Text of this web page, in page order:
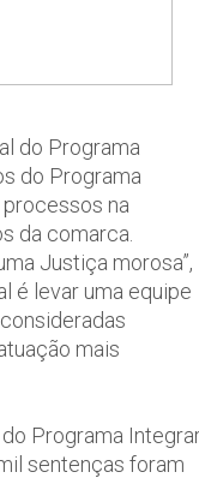
do Programa
do Programa
na
da comarca.
Justiça morosa”,
é levar uma equipe
mais
Programa
sentenças foram